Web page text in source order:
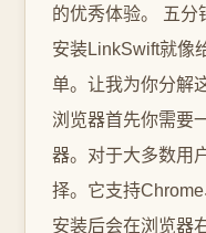
的优秀体验。 五分
安装LinkSwift就像
单。让我为你分解
浏览器首先你需要
器。对于大多数用
择。它支持
安装后会在浏览器